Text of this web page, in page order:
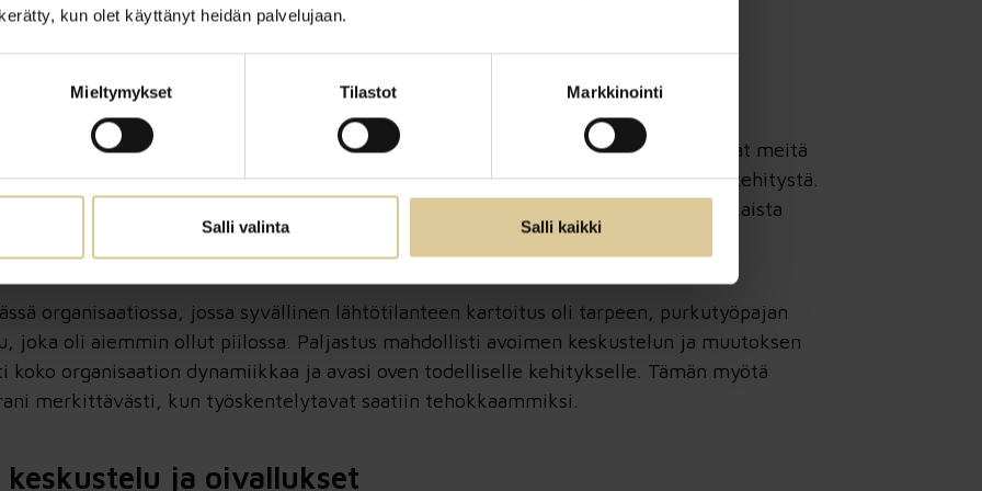
kun olet käyttänyt heidän palvelujaan.
Mieltymykset Tilastot Markkinointi
Salli valinta Salli kaikki
ovat keskeisiä työkaluja, jotka avaavat piilossa olevia näkökulmia ja auttavat meitä
Ne eivät ole vain tilannekuvia, vaan avaavat todellisia ongelmia, jotka estävät kehitystä.
siitä, mitkä asiat estävät organisaation kehitystä ja kuinka ne voidaan ratkaista
organisaatiossa, jossa syvällinen lähtötilanteen kartoitus oli tarpeen, purkutyöpajan
joka oli aiemmin ollut piilossa. Paljastus mahdollisti avoimen keskustelun ja muutoksen
organisaation dynamiikkaa ja avasi oven todelliselle kehitykselle. Tämän myötä
merkittävästi, kun työskentelytavat saatiin tehokkaammiksi.
ja oivallukset